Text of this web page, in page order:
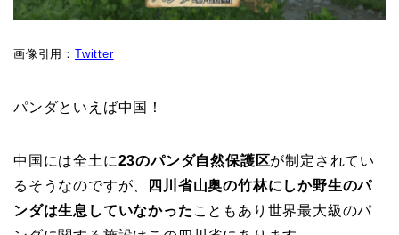
画像引用： Twitter
パンダといえば中国！
中国には全土に23のパンダ自然保護区が制定されてい
るそうなのですが、
四川省山奥の竹林にしか野生のパ
ンダは生息していなかった こともあり世界最大級のパ